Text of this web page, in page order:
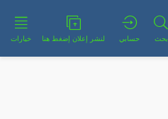
بحث حسابي لنشر إعلان إضغط هنا خيارات